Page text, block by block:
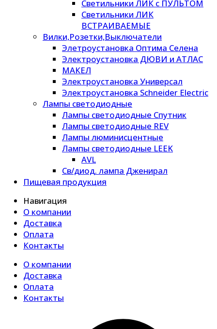
Светильники ЛИК с ПУЛЬТОМ
Светильники ЛИК
ВСТРАИВАЕМЫЕ
Вилки,Розетки,Выключатели
Элетроустановка Оптима Селена
Электроустановка ДЮВИ и АТЛАС
МАКЕЛ
Электроустановка Универсал
Электроустановка Schneider Electric
Лампы светодиодные
Лампы светодиодные Спутник
Лампы светодиодные REV
Лампы люминисцентные
Лампы светодиодные LEEK
AVL
Св/диод. лампа Дженирал
Пищевая продукция
Навигация
О компании
Доставка
Оплата
Контакты
О компании
Доставка
Оплата
Контакты